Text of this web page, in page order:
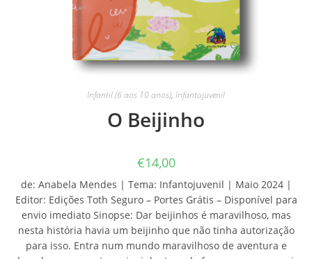
Infantil (6 aos 10 anos), Infantojuvenil
O Beijinho
€14,00
de: Anabela Mendes | Tema: Infantojuvenil | Maio 2024 |
Editor: Edições Toth Seguro – Portes Grátis – Disponível para
envio imediato Sinopse: Dar beijinhos é maravilhoso, mas
nesta história havia um beijinho que não tinha autorização
para isso. Entra num mundo maravilhoso de aventura e